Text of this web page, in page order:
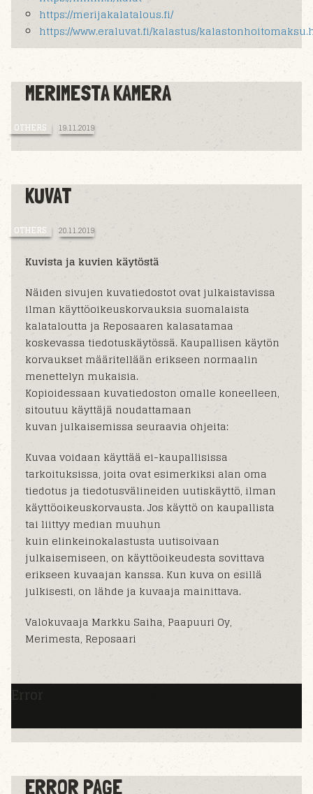
https://merijakalatalous.fi/
https://www.eraluvat.fi/kalastus/
MERIMESTA KAMERA
OTHERS 19.11.2019
KUVAT
OTHERS 20.11.2019
Kuvista ja kuvien käytöstä
Näiden sivujen kuvatiedostot ovat julkaistavissa
ilman käyttöoikeuskorvauksia suomalaista
kalataloutta ja Reposaaren kalasatamaa
koskevassa tiedotuskäytössä. Kaupallisen käytön
korvaukset määritellään erikseen normaalin
menettelyn mukaisia.
Kopioidessaan kuvatiedoston omalle koneelleen,
sitoutuu käyttäjä noudattamaan
kuvan julkaisemissa seuraavia ohjeita:
Kuvaa voidaan käyttää ei-kaupallisissa
tarkoituksissa, joita ovat esimerkiksi alan oma
tiedotus ja tiedotusvälineiden uutiskäyttö, ilman
käyttöoikeuskorvausta. Jos käyttö on kaupallista
tai liittyy median muuhun
kuin elinkeinokalastusta uutisoivaan
julkaisemiseen, on käyttöoikeudesta sovittava
erikseen kuvaajan kanssa. Kun kuva on esillä
julkisesti, on lähde ja kuvaaja mainittava.
Valokuvaaja Markku Saiha, Paapuuri Oy,
Merimesta, Reposaari
Error
ERROR PAGE